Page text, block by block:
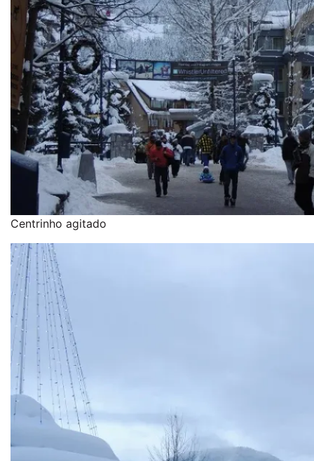
Centrinho agitado